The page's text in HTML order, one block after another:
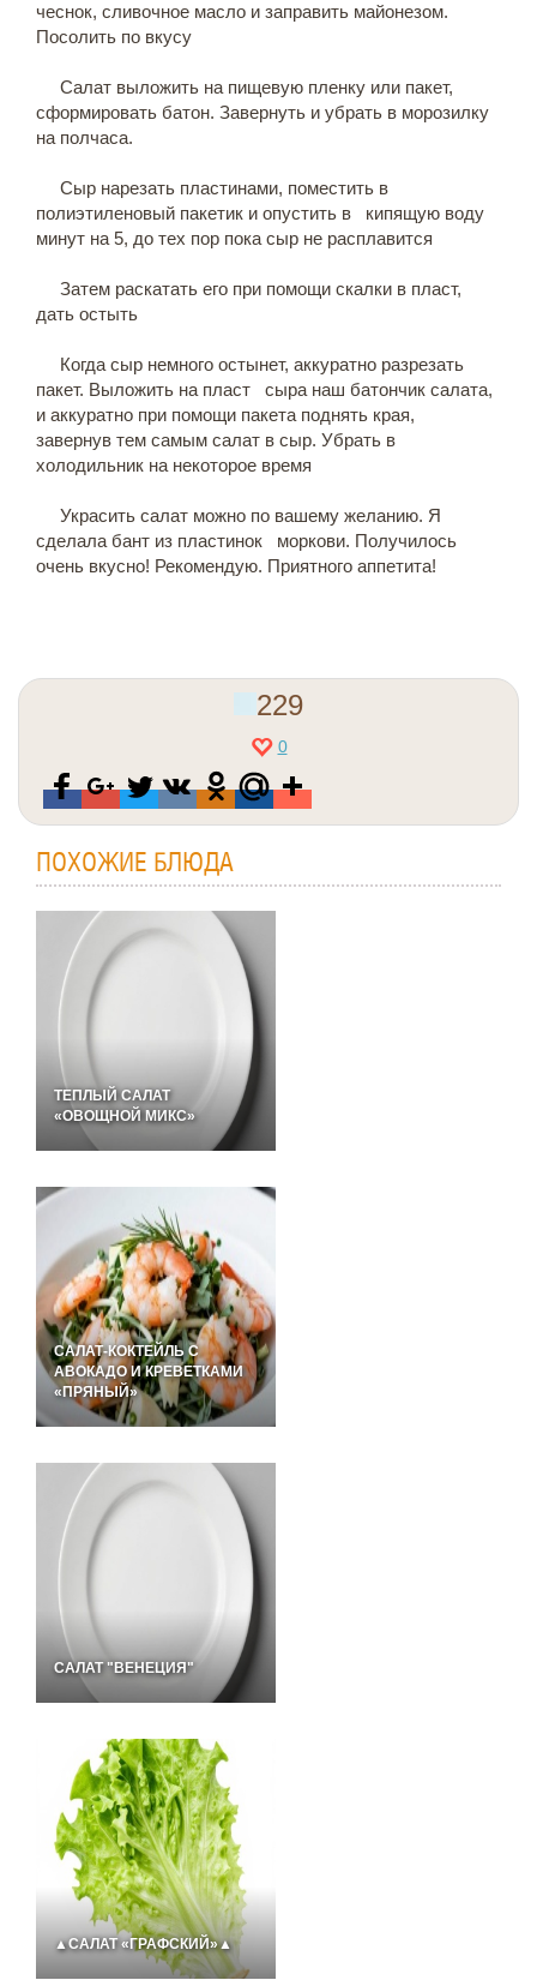
чеснок, сливочное масло и заправить майонезом.
Посолить по вкусу
Салат выложить на пищевую пленку или пакет,
сформировать батон. Завернуть и убрать в морозилку
на полчаса.
Сыр нарезать пластинами, поместить в
полиэтиленовый пакетик и опустить в кипящую воду
минут на 5, до тех пор пока сыр не расплавится
Затем раскатать его при помощи скалки в пласт,
дать остыть
Когда сыр немного остынет, аккуратно разрезать
пакет. Выложить на пласт сыра наш батончик салата,
и аккуратно при помощи пакета поднять края,
завернув тем самым салат в сыр. Убрать в
холодильник на некоторое время
Украсить салат можно по вашему желанию. Я
сделала бант из пластинок моркови. Получилось
очень вкусно! Рекомендую. Приятного аппетита!
229
0
ПОХОЖИЕ БЛЮДА
ТЕПЛЫЙ САЛАТ
«ОВОЩНОЙ МИКС»
САЛАТ-КОКТЕЙЛЬ С
АВОКАДО И КРЕВЕТКАМИ
«ПРЯНЫЙ»
САЛАТ "ВЕНЕЦИЯ"
▲САЛАТ «ГРАФСКИЙ»▲